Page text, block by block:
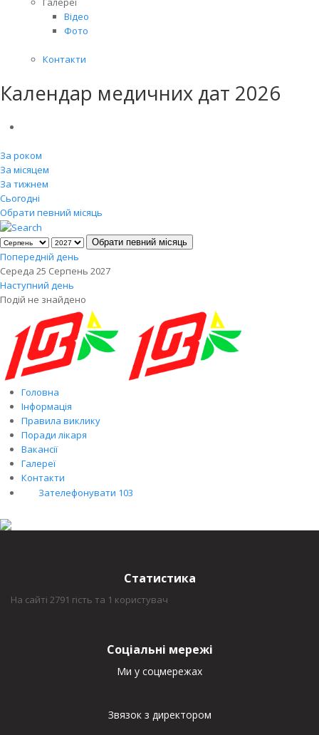
Відео
Фото
Контакти
Календар медичних дат 2026
За роком
За місяцем
За тижнем
Сьогодні
Обрати певний місяць
Обрати певний місяць
Попередній день
Середа 25 Серпень 2027
Наступний день
Подій не знайдено
Головна
Інформація
Правила виклику
Поради лікаря
Вакансії
Галереї
Контакти
Зателефонувати 103
Статистика
На сайті 2791 гість та 1 користувач
Соціальні мережі
Ми у соцмережах
Звязок з директором